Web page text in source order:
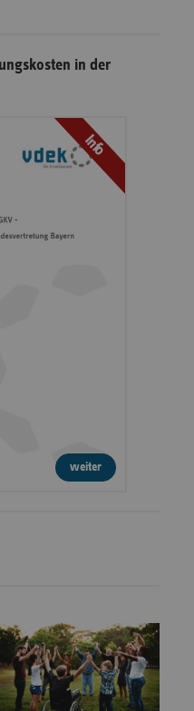
in der
Info
weiter